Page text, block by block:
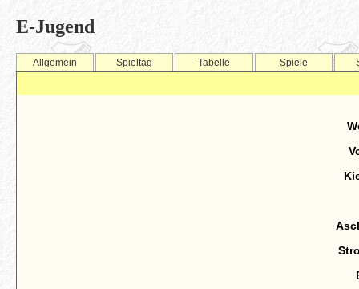
E-Jugend
Allgemein Spieltag Tabelle Spiele